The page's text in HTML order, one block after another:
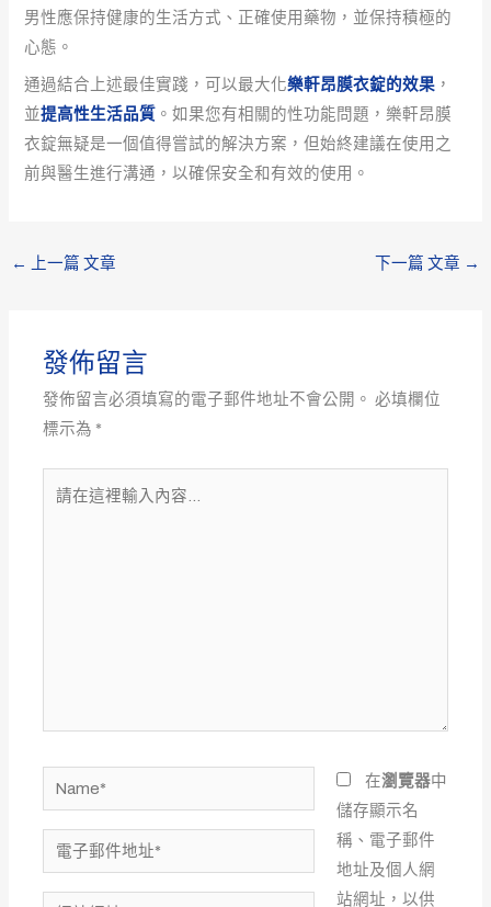
男性應保持健康的生活方式、正確使用藥物，並保持積極的
心態。
通過結合上述最佳實踐，可以最大化樂軒昂膜衣錠的效果 ，
並提高性生活品質 。如果您有相關的性功能問題，樂軒昂膜
衣錠無疑是一個值得嘗試的解決方案，但始終建議在使用之
前與醫生進行溝通，以確保安全和有效的使用。
← 上一篇 文章 下一篇 文章 →
發佈留言
發佈留言必須填寫的電子郵件地址不會公開。 必填欄位
標示為 *
Name*
電
子
郵
在瀏覽器中
儲存顯示名
稱、電子郵件
地址及個人網
站網址，以供